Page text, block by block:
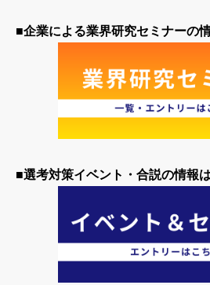
■企業による業界研究セミナーの
■選考対策イベント・合説の情報